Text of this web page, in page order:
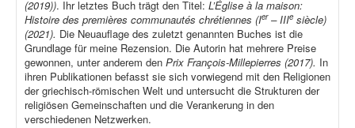
(2019)). Ihr letztes Buch trägt den Titel: L’Église à la maison:
Histoire des premières communautés chrétiennes (Ier– IIIe siècle)
(2021). Die Neuauflage des zuletzt genannten Buches ist die
Grundlage für meine Rezension. Die Autorin hat mehrere Preise
gewonnen, unter anderem den Prix François-Millepierres (2017). In
ihren Publikationen befasst sie sich vorwiegend mit den Religionen
der griechisch-römischen Welt und untersucht die Strukturen der
religiösen Gemeinschaften und die Verankerung in den
verschiedenen Netzwerken.